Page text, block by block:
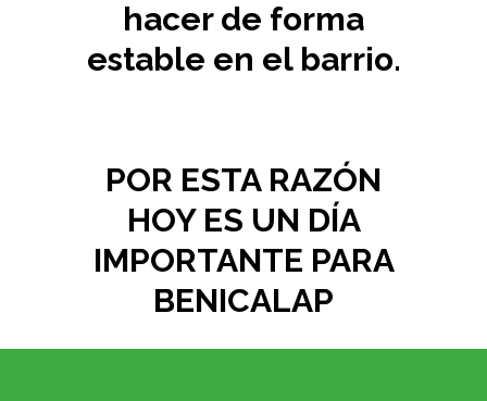
hacer de forma
estable en el barrio.
POR ESTA RAZÓN
HOY ES UN DÍA
IMPORTANTE PARA
BENICALAP